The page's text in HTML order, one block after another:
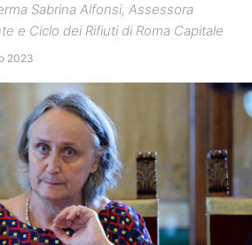
Sabrina Alfonsi, Assessora
e Ciclo dei Rifiuti di Roma Capitale
2023